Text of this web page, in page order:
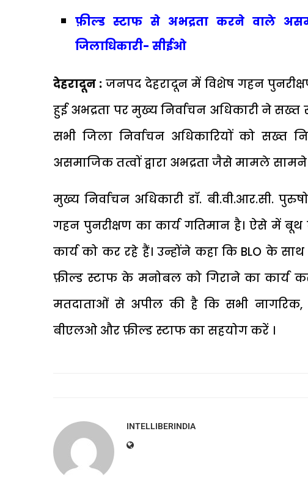
फ़ील्ड स्टाफ से अभद्रता करने वाले
जिलाधिकारी- सीईओ
देहरादून : जनपद देहरादून में विशेष गहन
हुई अभद्रता पर मुख्य निर्वाचन अधिकारी ने
सभी जिला निर्वाचन अधिकारियों को सख्त
असमाजिक तत्वों द्वारा अभद्रता जैसे मामले
मुख्य निर्वाचन अधिकारी डॉ. बी.वी.आर.सी.
गहन पुनरीक्षण का कार्य गतिमान है। ऐसे में
कार्य को कर रहे हैं। उन्होंने कहा कि BLO के
फ़ील्ड स्टाफ के मनोबल को गिराने का कार्य
मतदाताओं से अपील की है कि सभी
बीएलओ और फ़ील्ड स्टाफ का सहयोग करें ।
INTELLIBERINDIA